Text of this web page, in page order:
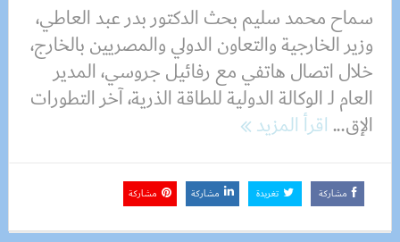
سماح محمد سليم بحث الدكتور بدر عبد العاطي،
وزير الخارجية والتعاون الدولي والمصريين بالخارج،
خلال اتصال هاتفي مع رفائيل جروسي، المدير
العام لـ الوكالة الدولية للطاقة الذرية، آخر التطورات
الإق...اقرأ المزيد
مشاركة تغريدة مشاركة مشاركة